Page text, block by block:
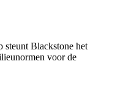
Blackstone het
voor de